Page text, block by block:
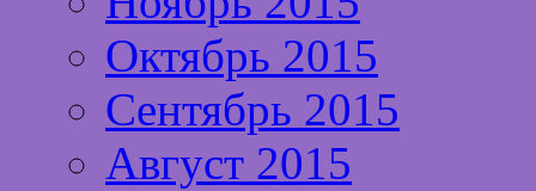
Октябрь 2015
Сентябрь 2015
Август 2015